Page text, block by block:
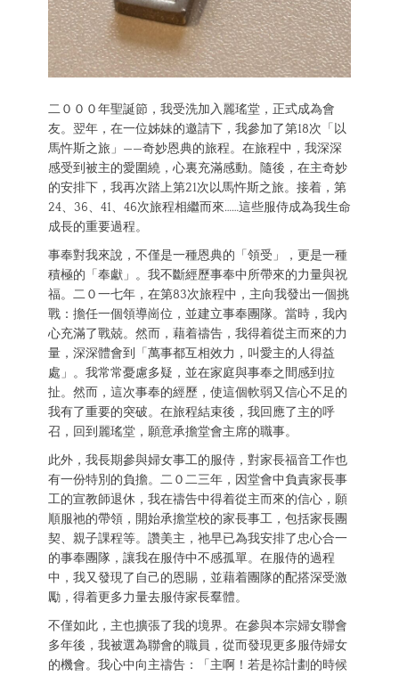
二０００年聖誕節，我受洗加入麗瑤堂，正式成為會
友。翌年，在一位姊妹的邀請下，我參加了第18次「以
馬忤斯之旅」——奇妙恩典的旅程。在旅程中，我深深
感受到被主的愛圍繞，心裏充滿感動。隨後，在主奇妙
的安排下，我再次踏上第21次以馬忤斯之旅。接着，第
24、36、41、46次旅程相繼而來……這些服侍成為我生命
成長的重要過程。
事奉對我來說，不僅是一種恩典的「領受」，更是一種
積極的「奉獻」。我不斷經歷事奉中所帶來的力量與祝
福。二０一七年，在第83次旅程中，主向我發出一個挑
戰：擔任一個領導崗位，並建立事奉團隊。當時，我內
心充滿了戰兢。然而，藉着禱告，我得着從主而來的力
量，深深體會到「萬事都互相效力，叫愛主的人得益
處」。我常常憂慮多疑，並在家庭與事奉之間感到拉
扯。然而，這次事奉的經歷，使這個軟弱又信心不足的
我有了重要的突破。在旅程結束後，我回應了主的呼
召，回到麗瑤堂，願意承擔堂會主席的職事。
此外，我長期參與婦女事工的服侍，對家長福音工作也
有一份特別的負擔。二０二三年，因堂會中負責家長事
工的宣教師退休，我在禱告中得着從主而來的信心，願
順服祂的帶領，開始承擔堂校的家長事工，包括家長團
契、親子課程等。讚美主，祂早已為我安排了忠心合一
的事奉團隊，讓我在服侍中不感孤單。在服侍的過程
中，我又發現了自己的恩賜，並藉着團隊的配搭深受激
勵，得着更多力量去服侍家長羣體。
不僅如此，主也擴張了我的境界。在參與本宗婦女聯會
多年後，我被選為聯會的職員，從而發現更多服侍婦女
的機會。我心中向主禱告：「主啊！若是祢計劃的時候